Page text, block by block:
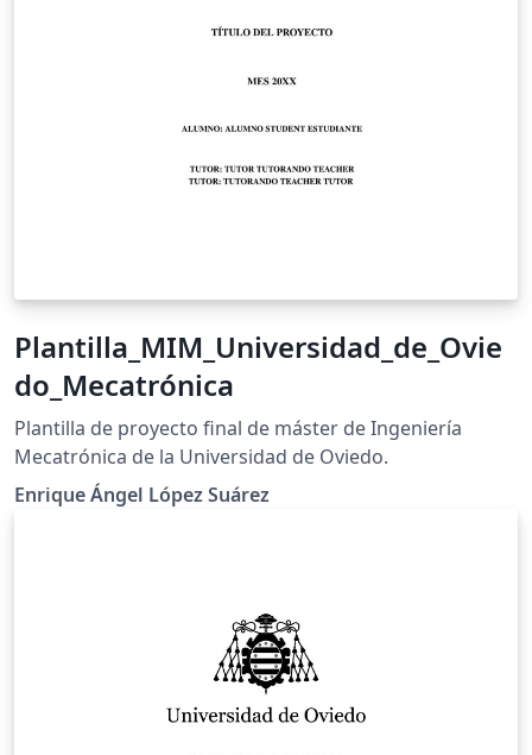
Plantilla_MIM_Universidad_de_Ovie
do_Mecatrónica
Plantilla de proyecto final de máster de Ingeniería
Mecatrónica de la Universidad de Oviedo.
Enrique Ángel López Suárez